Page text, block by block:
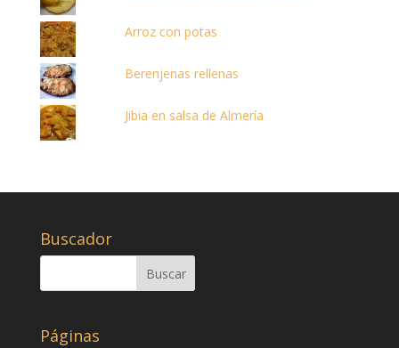
Arroz con potas
Berenjenas rellenas
Jibia en salsa de Almería
Buscador
Páginas